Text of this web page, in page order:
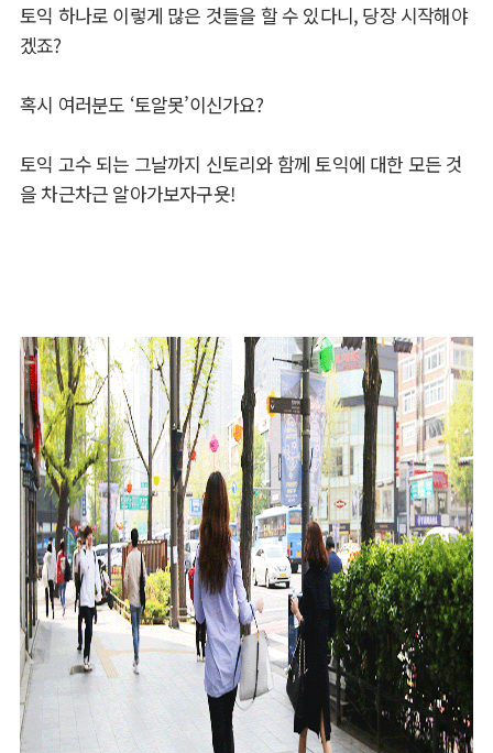
토익 하나로 이렇게 많은 것들을 할 수 있다니, 당장 시작해야
겠죠?
혹시 여러분도 ‘토알못’이신가요?
토익 고수 되는 그날까지 신토리와 함께 토익에 대한 모든 것
을 차근차근 알아가보자구욧!